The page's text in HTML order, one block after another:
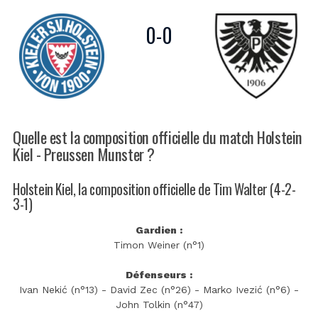
0-0
Quelle est la composition officielle du match Holstein
Kiel - Preussen Munster ?
Holstein Kiel, la composition officielle de Tim Walter (4-2-
3-1)
Gardien :
Timon Weiner (n°1)
Défenseurs :
Ivan Nekić (n°13) - David Zec (n°26) - Marko Ivezić (n°6) -
John Tolkin (n°47)